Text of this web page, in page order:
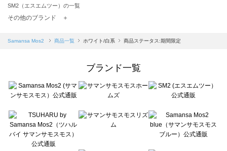
SM2（エスエムツー）の一覧
TSUHARU by Samansa Mos2（ツハルバイサマンサモスモス）の一覧
Samansa Mos2 blue（サマンサモスモス ブルー）の一覧
Te chichi（テチチ）の一覧
Te chichi CLASSIC（テチチ クラシック）の一覧
Lugnoncure（ルノンキュール）の一覧
BETTY'S BLUE（べティーズブルー）の一覧
Wpc.（ワールドパーティー）の一覧
その他のブランド ＋
Samansa Mos2 商品一覧 ホワイト/白系 商品ステータス:期間限定
ブランド一覧